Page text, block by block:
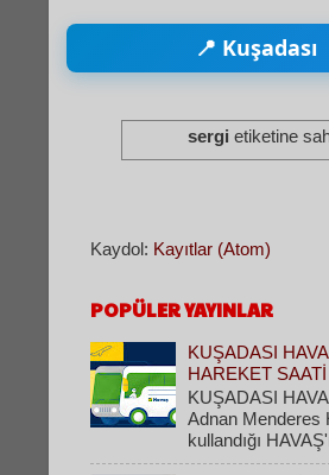
📍 Kuşadası
sergi etiketine
Kaydol: Kayıtlar (Atom)
POPÜLER YAYINLAR
KUŞADASI
HAREKET SAATİ
KUŞADASI
Adnan Menderes
kullandığı